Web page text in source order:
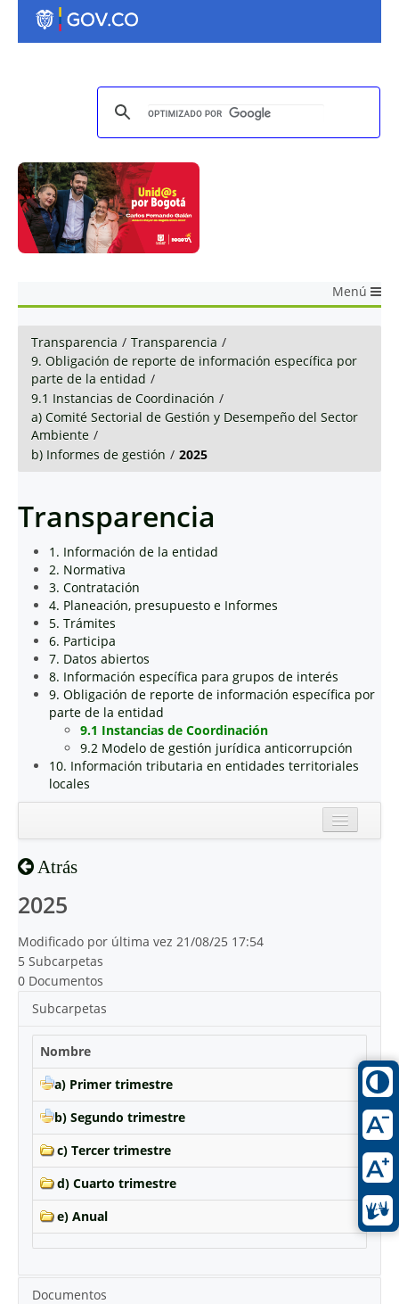
Menú
Transparencia / Transparencia /
9. Obligación de reporte de información específica por
parte de la entidad /
9.1 Instancias de Coordinación /
a) Comité Sectorial de Gestión y Desempeño del Sector
Ambiente /
b) Informes de gestión / 2025
Transparencia
1. Información de la entidad
2. Normativa
3. Contratación
4. Planeación, presupuesto e Informes
5. Trámites
6. Participa
7. Datos abiertos
8. Información específica para grupos de interés
9. Obligación de reporte de información específica por
parte de la entidad
9.1 Instancias de Coordinación
9.2 Modelo de gestión jurídica anticorrupción
10. Información tributaria en entidades territoriales
locales
Atrás
2025
Modificado por última vez 21/08/25 17:54
5 Subcarpetas
0 Documentos
Subcarpetas
Nombre
a) Primer trimestre
b) Segundo trimestre
c) Tercer trimestre
d) Cuarto trimestre
e) Anual
Documentos